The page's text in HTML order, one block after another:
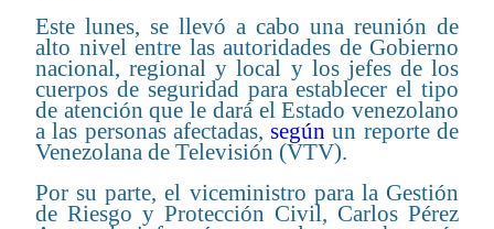
Este lunes, se llevó a cabo una reunión de
alto nivel entre las autoridades de Gobierno
nacional, regional y local y los jefes de los
cuerpos de seguridad para establecer el tipo
de atención que le dará el Estado venezolano
a las personas afectadas,según un reporte de
Venezolana de Televisión (VTV).
Por su parte, el viceministro para la Gestión
de Riesgo y Protección Civil, Carlos Pérez